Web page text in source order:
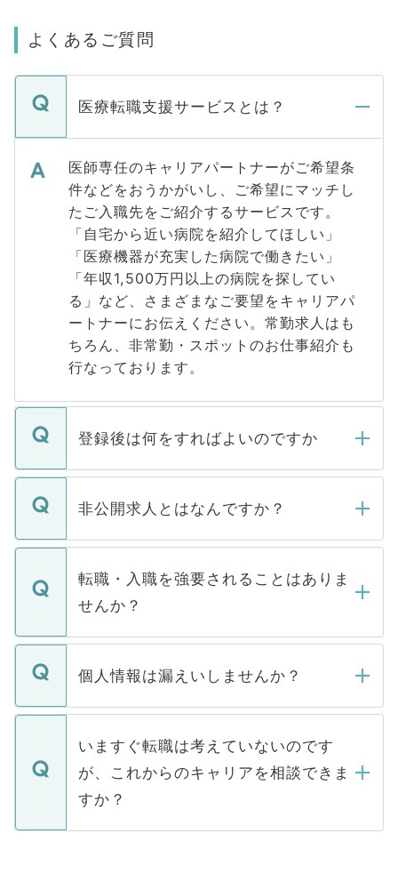
よくあるご質問
医療転職支援サービスとは？
医師専任のキャリアパートナーがご希望条
件などをおうかがいし、ご希望にマッチし
たご入職先をご紹介するサービスです。
「自宅から近い病院を紹介してほしい」
「医療機器が充実した病院で働きたい」
「年収1,500万円以上の病院を探してい
る」など、さまざまなご要望をキャリアパ
ートナーにお伝えください。常勤求人はも
ちろん、非常勤・スポットのお仕事紹介も
行なっております。
登録後は何をすればよいのですか
ご登録いただきましたら、弊社担当者がご
登録内容を確認し、その後メールもしくは
ます。通常、5営業日以内にはご連絡をせて
いただきますので、しばらくお待ちくださ
い。
非公開求人とはなんですか？
マイナビDOCTORで取り扱っている求人の
うち約3割は、Webサイトからご覧いただ
けない「非公開求人」です。非公開求人は
下記の理由によって、一般には公開してい
ません。
■応募殺到を避けるため 人気のある医療機
関を公にしてしまうと、応募が殺到する場
に、医療機関が求める条件に合った人材の
みを人材紹介会社に依頼するケースが増え
ています。
転職・入職を強要されることはありま
せんか？
転職・入職を強要することは一切ありませ
ん。また、仮に応募先から内定をいただい
定を承諾する必要はありません。内定先へ
の辞退の連絡はキャリアパートナーが行い
ますので、ご安心ください。
個人情報は漏えいしませんか？
個人情報が漏えいすることはありませんの
で、ご安心ください。当サイトからの登録
などで収集したご登録者様の個人情報は、
ご本人のキャリアアップおよび転職活動の
支援を目的に使用いたします。お預かりし
ているすべての個人データはご本人の許可
いますぐ転職は考えていないのです
が、これからのキャリアを相談できま
すか？